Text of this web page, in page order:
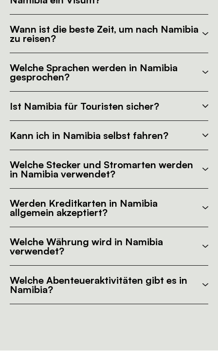
Wann ist die beste Zeit, um nach Namibia
zu reisen?
Welche Sprachen werden in Namibia
gesprochen?
Ist Namibia für Touristen sicher?
Kann ich in Namibia selbst fahren?
Welche Stecker und Stromarten werden
in Namibia verwendet?
Werden Kreditkarten in Namibia
allgemein akzeptiert?
Welche Währung wird in Namibia
verwendet?
Welche Abenteueraktivitäten gibt es in
Namibia?